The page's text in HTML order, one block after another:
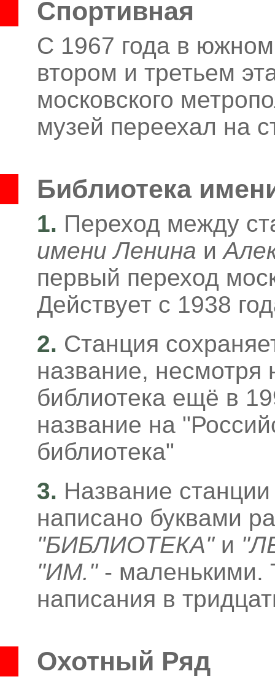
Спортивная
С 1967 года в
втором и третьем
московского
музей переехал на
Библиотека
1. Переход между
имени Ленина и
первый переход
Действует с 1938
2. Станция
название, несмотря
библиотека ещё в
название на
библиотека"
3. Название
написано буквами
"БИБЛИОТЕКА"и
"ИМ."- маленькими.
написания в
Охотный Ряд